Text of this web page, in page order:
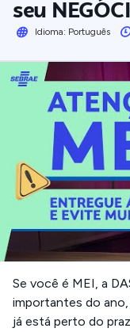
Idioma: Português
seu
Se você é MEI, a
importantes do
já está perto do